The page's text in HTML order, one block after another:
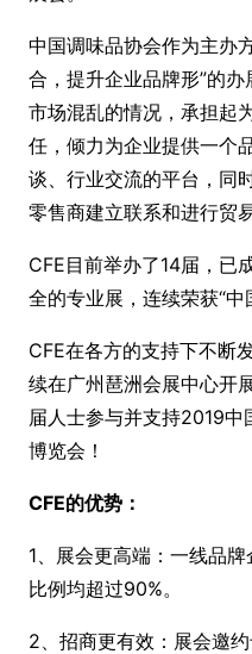
中国调味品协会作为主办
合，提升企业品牌形”的
市场混乱的情况，承担起
任，倾力为企业提供一个
谈、行业交流的平台，同
零售商建立联系和进行贸
CFE目前举办了14届，已
全的专业展，连续荣获“中
CFE在各方的支持下不断
续在广州琶洲会展中心开
届人士参与并支持2019
博览会！
CFE的优势：
1、展会更高端：一线品
比例均超过90%。
2、招商更有效：展会邀